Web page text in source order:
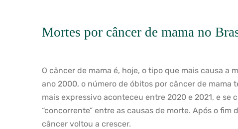
Mortes por câncer de mama no
O câncer de mama é, hoje, o tipo que mais causa a
ano 2000, o número de óbitos por câncer de mama
mais expressivo aconteceu entre 2020 e 2021, e se
“concorrente” entre as causas de morte. Após o
câncer voltou a crescer.